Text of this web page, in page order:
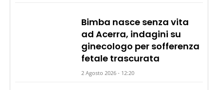
Bimba nasce senza vita
ad Acerra, indagini su
ginecologo per sofferenza
fetale trascurata
2 Agosto 2026 - 12:20